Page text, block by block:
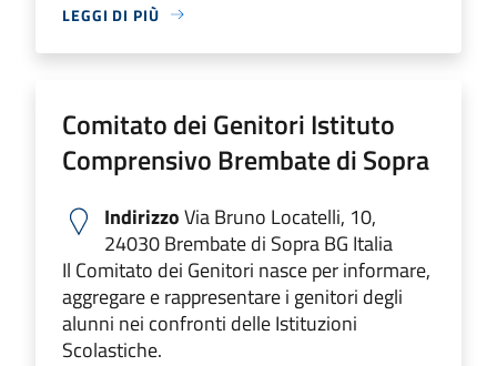
LEGGI DI PIÙ
Comitato dei Genitori Istituto
Comprensivo Brembate di Sopra
IndirizzoVia Bruno Locatelli, 10,
24030 Brembate di Sopra BG Italia
Il Comitato dei Genitori nasce per informare,
aggregare e rappresentare i genitori degli
alunni nei confronti delle Istituzioni
Scolastiche.